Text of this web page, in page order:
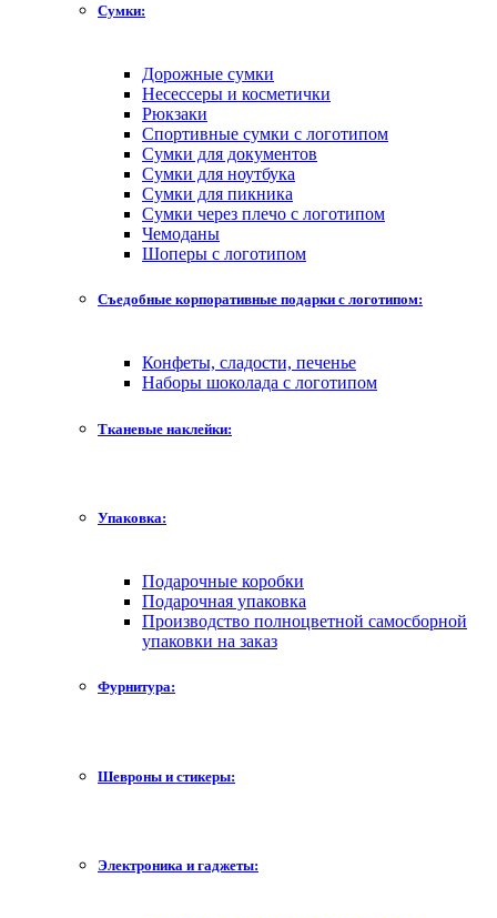
Сумки:
Дорожные сумки
Несессеры и косметички
Рюкзаки
Спортивные сумки с логотипом
Сумки для документов
Сумки для ноутбука
Сумки для пикника
Сумки через плечо с логотипом
Чемоданы
Шоперы с логотипом
Съедобные корпоративные подарки с логотипом:
Конфеты, сладости, печенье
Наборы шоколада с логотипом
Тканевые наклейки:
Упаковка:
Подарочные коробки
Подарочная упаковка
Производство полноцветной самосборной
упаковки на заказ
Фурнитура:
Шевроны и стикеры:
Электроника и гаджеты: